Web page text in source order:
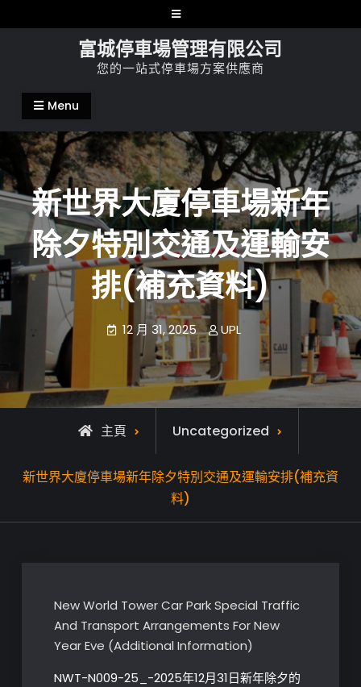
to
富城停車場管理有限公司
您的一站式停車場方案供應商
Menu
新世界大廈停車場新年
除夕特別交通及運輸安
排(補充資料)
12 月 31, 2025 UPL
主頁 Uncategorized
新世界大廈停車場新年除夕特別交通及運輸安排(補充資
料)
New World Tower Car Park Special Traffic
And Transport Arrangements For New
Year Eve (Additional Information)
NWT-N009-25_-2025年12月31日新年除夕的